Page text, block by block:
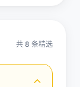
共 8 条精选